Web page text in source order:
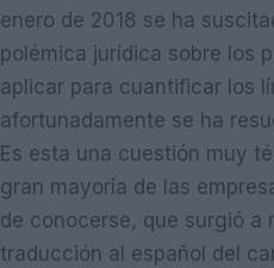
enero de 2018 se ha
polémica jurídica sobre los
aplicar para cuantificar los
afortunadamente se ha
Es esta una cuestión muy
gran mayoría de las
de conocerse, que surgió a
traducción al español del